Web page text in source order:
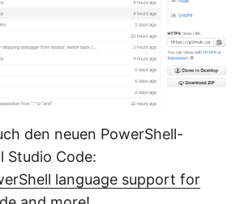
den neuen PowerShell-
Studio Code:
language support for